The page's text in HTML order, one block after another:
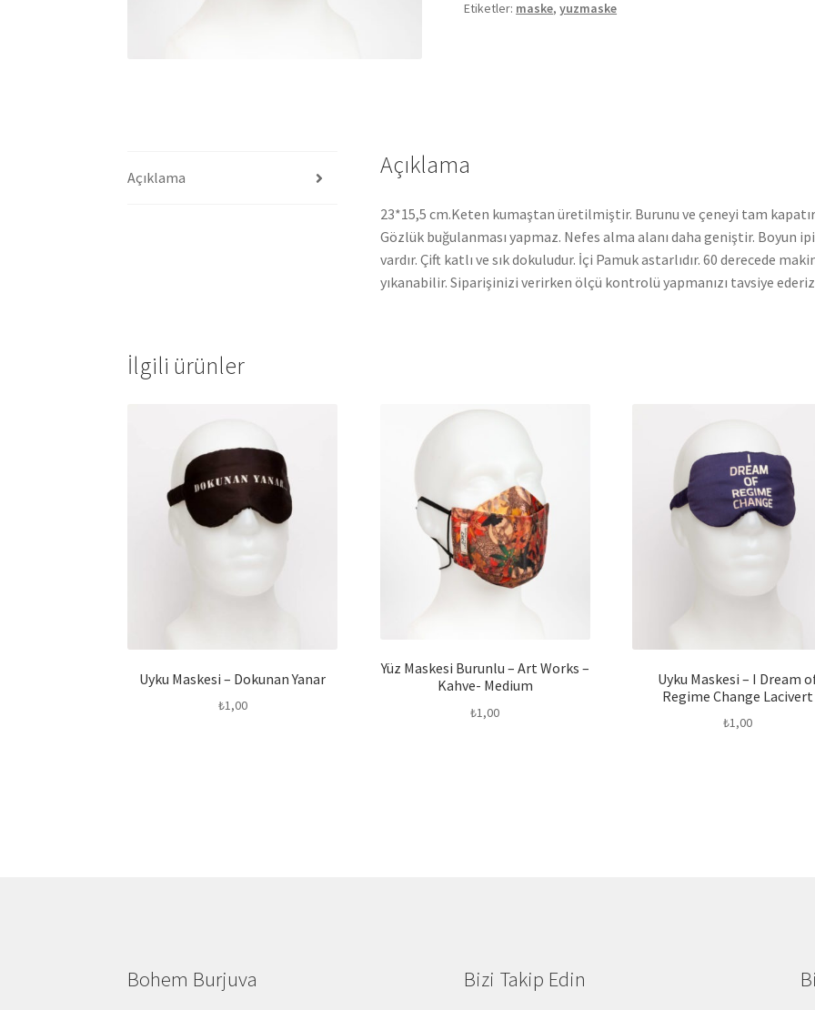
Etiketler: maske,yuzmaske
Açıklama Açıklama
23*15,5 cm.Keten kumaştan üretilmiştir. Burunu ve çeneyi tam
Gözlük buğulanması yapmaz. Nefes alma alanı daha geniştir. Boyun ipi
vardır. Çift katlı ve sık dokuludur. İçi Pamuk astarlıdır. 60 derecede
yıkanabilir. Siparişinizi verirken ölçü kontrolü yapmanızı tavsiye
İlgili ürünler
Uyku Maskesi – Dokunan Yanar
₺1,00
Yüz Maskesi Burunlu – Art Works –
Kahve- Medium
₺1,00
Uyku Maskesi – I Dream
Regime Change Lacivert
₺1,00
Bohem Burjuva Bizi Takip Edin